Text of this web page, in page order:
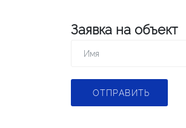
Заявка на объект
ОТПРАВИТЬ